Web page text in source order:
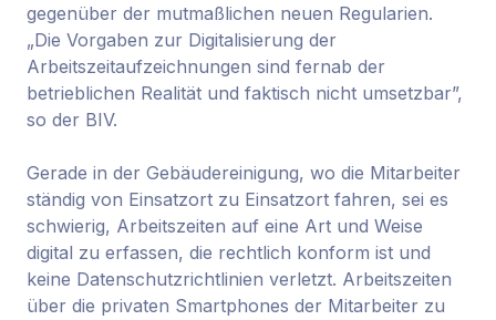
gegenüber der mutmaßlichen neuen Regularien.
„Die Vorgaben zur Digitalisierung der
Arbeitszeitaufzeichnungen sind fernab der
betrieblichen Realität und faktisch nicht umsetzbar”,
so der BIV.
Gerade in der Gebäudereinigung, wo die Mitarbeiter
ständig von Einsatzort zu Einsatzort fahren, sei es
schwierig, Arbeitszeiten auf eine Art und Weise
digital zu erfassen, die rechtlich konform ist und
keine Datenschutzrichtlinien verletzt. Arbeitszeiten
über die privaten Smartphones der Mitarbeiter zu